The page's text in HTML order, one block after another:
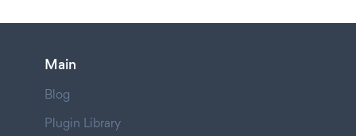
Main
Blog
Plugin Library